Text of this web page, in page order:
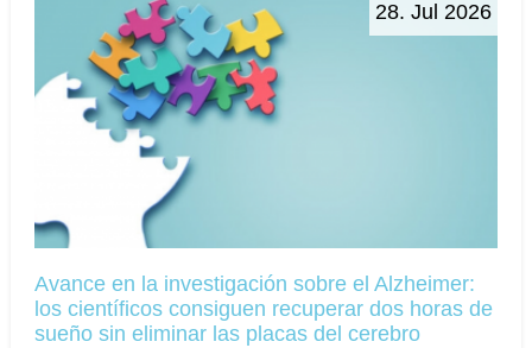
28. Jul 2026
Avance en la investigación sobre el Alzheimer:
los científicos consiguen recuperar dos horas de
sueño sin eliminar las placas del cerebro